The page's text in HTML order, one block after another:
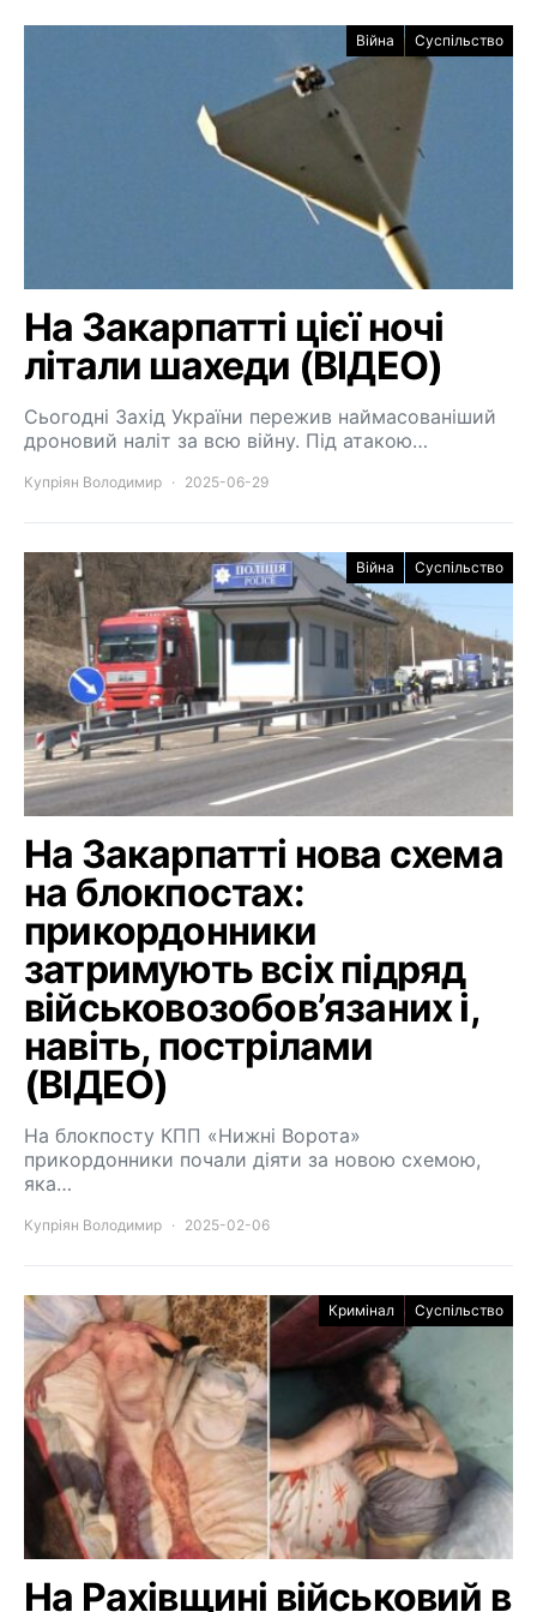
Війна Суспільство
На Закарпатті цієї ночі
літали шахеди (ВІДЕО)
Сьогодні Захід України пережив наймасованіший
дроновий наліт за всю війну. Під атакою…
Купріян Володимир 2025-06-29
Війна Суспільство
На Закарпатті нова схема
на блокпостах:
прикордонники
затримують всіх підряд
військовозобов’язаних і,
навіть, пострілами
(ВІДЕО)
На блокпосту КПП «Нижні Ворота»
прикордонники почали діяти за новою схемою,
яка…
Купріян Володимир 2025-02-06
Кримінал Суспільство
На Рахівщині військовий в